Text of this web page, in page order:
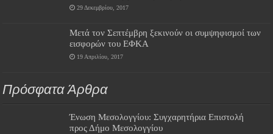
29 Δεκεμβρίου, 2017
Μετά τον Σεπτέμβρη ξεκινούν οι συμψηφισμοί των
εισφορών του ΕΦΚΑ
19 Απριλίου, 2017
Πρόσφατα Άρθρα
Ένωση Μεσολογγίου: Συγχαρητήρια Επιστολή
προς Δήμο Μεσολογγίου